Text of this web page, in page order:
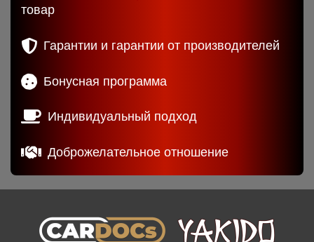
товар
Гарантии и гарантии от производителей
Бонусная программа
Индивидуальный подход
Доброжелательное отношение